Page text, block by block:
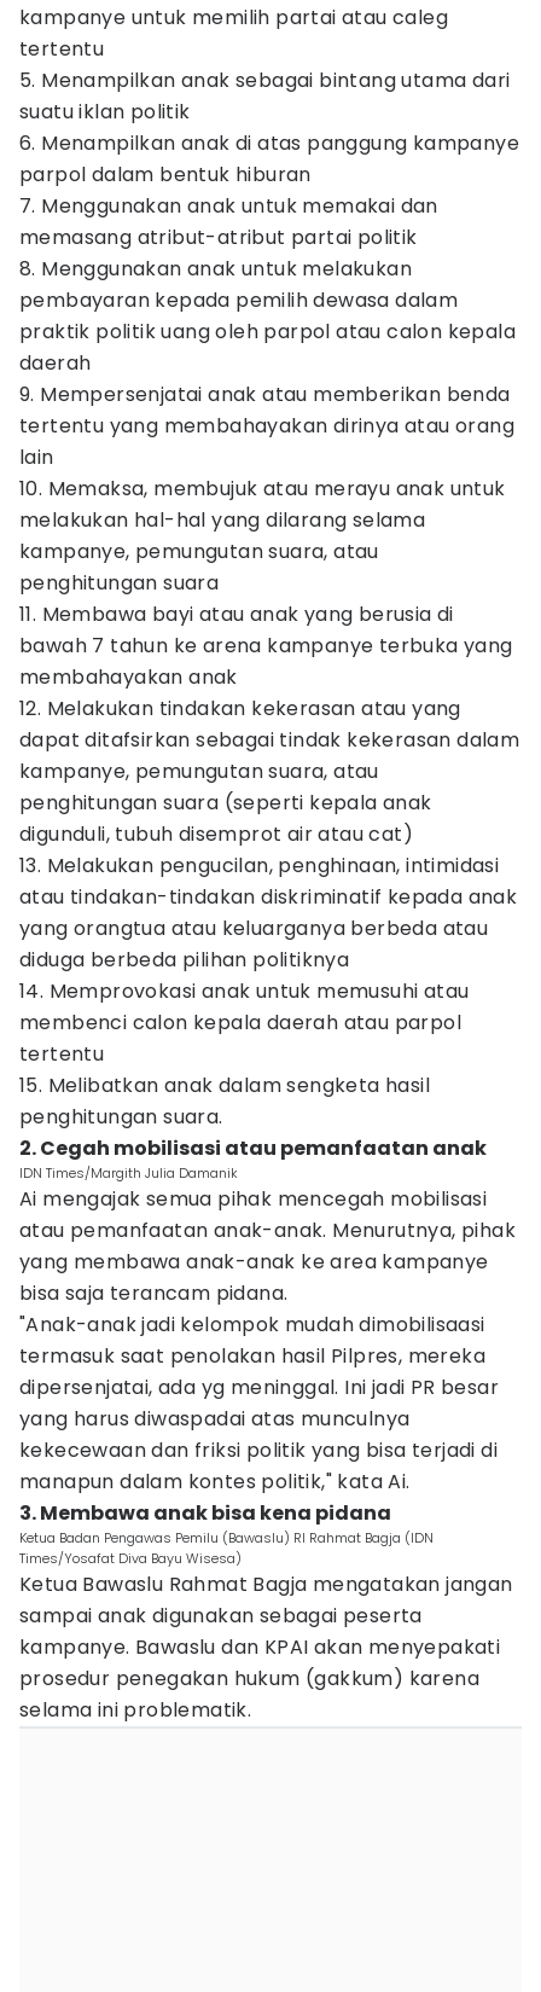
kampanye untuk memilih partai atau caleg
tertentu
5. Menampilkan anak sebagai bintang utama dari
suatu iklan politik
6. Menampilkan anak di atas panggung kampanye
parpol dalam bentuk hiburan
7. Menggunakan anak untuk memakai dan
memasang atribut-atribut partai politik
8. Menggunakan anak untuk melakukan
pembayaran kepada pemilih dewasa dalam
praktik politik uang oleh parpol atau calon kepala
daerah
9. Mempersenjatai anak atau memberikan benda
tertentu yang membahayakan dirinya atau orang
lain
10. Memaksa, membujuk atau merayu anak untuk
melakukan hal-hal yang dilarang selama
kampanye, pemungutan suara, atau
penghitungan suara
11. Membawa bayi atau anak yang berusia di
bawah 7 tahun ke arena kampanye terbuka yang
membahayakan anak
12. Melakukan tindakan kekerasan atau yang
dapat ditafsirkan sebagai tindak kekerasan dalam
kampanye, pemungutan suara, atau
penghitungan suara (seperti kepala anak
digunduli, tubuh disemprot air atau cat)
13. Melakukan pengucilan, penghinaan, intimidasi
atau tindakan-tindakan diskriminatif kepada anak
yang orangtua atau keluarganya berbeda atau
diduga berbeda pilihan politiknya
14. Memprovokasi anak untuk memusuhi atau
membenci calon kepala daerah atau parpol
tertentu
15. Melibatkan anak dalam sengketa hasil
penghitungan suara.
2. Cegah mobilisasi atau pemanfaatan anak
IDN Times/Margith Julia Damanik
Ai mengajak semua pihak mencegah mobilisasi
atau pemanfaatan anak-anak. Menurutnya, pihak
yang membawa anak-anak ke area kampanye
bisa saja terancam pidana.
"Anak-anak jadi kelompok mudah dimobilisaasi
termasuk saat penolakan hasil Pilpres, mereka
dipersenjatai, ada yg meninggal. Ini jadi PR besar
yang harus diwaspadai atas munculnya
kekecewaan dan friksi politik yang bisa terjadi di
manapun dalam kontes politik," kata Ai.
3. Membawa anak bisa kena pidana
Ketua Badan Pengawas Pemilu (Bawaslu) RI Rahmat Bagja (IDN
Times/Yosafat Diva Bayu Wisesa)
Ketua Bawaslu Rahmat Bagja mengatakan jangan
sampai anak digunakan sebagai peserta
kampanye. Bawaslu dan KPAI akan menyepakati
prosedur penegakan hukum (gakkum) karena
selama ini problematik.